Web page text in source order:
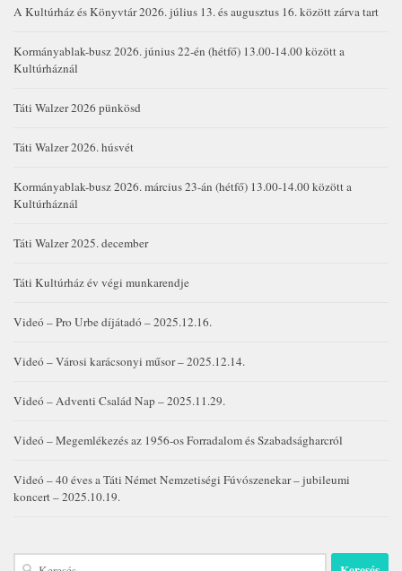
A Kultúrház és Könyvtár 2026. július 13. és augusztus 16. között zárva tart
Kormányablak-busz 2026. június 22-én (hétfő) 13.00-14.00 között a
Kultúrháznál
Táti Walzer 2026 pünkösd
Táti Walzer 2026. húsvét
Kormányablak-busz 2026. március 23-án (hétfő) 13.00-14.00 között a
Kultúrháznál
Táti Walzer 2025. december
Táti Kultúrház év végi munkarendje
Videó – Pro Urbe díjátadó – 2025.12.16.
Videó – Városi karácsonyi műsor – 2025.12.14.
Videó – Adventi Család Nap – 2025.11.29.
Videó – Megemlékezés az 1956-os Forradalom és Szabadságharcról
Videó – 40 éves a Táti Német Nemzetiségi Fúvószenekar – jubileumi
koncert – 2025.10.19.
Keresés: